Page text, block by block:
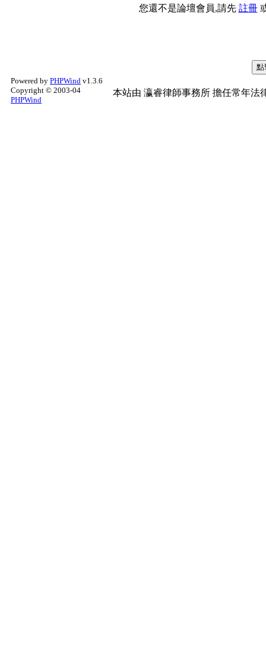
您還不是論壇會員,請先 註冊
Powered by PHPWind v1.3.6
Copyright © 2003-04
PHPWind
本站由 瀛睿律師事務所 擔任常年法